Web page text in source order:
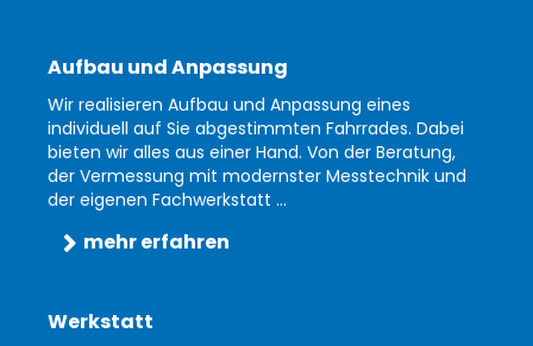
Aufbau und Anpassung
Wir realisieren Aufbau und Anpassung eines
individuell auf Sie abgestimmten Fahrrades. Dabei
bieten wir alles aus einer Hand. Von der Beratung,
der Vermessung mit modernster Messtechnik und
der eigenen Fachwerkstatt ...
mehr erfahren
Werkstatt